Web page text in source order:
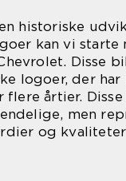
historiske
kan vi starte
Disse
logoer, der
flere årtier.
men
og kvaliteter